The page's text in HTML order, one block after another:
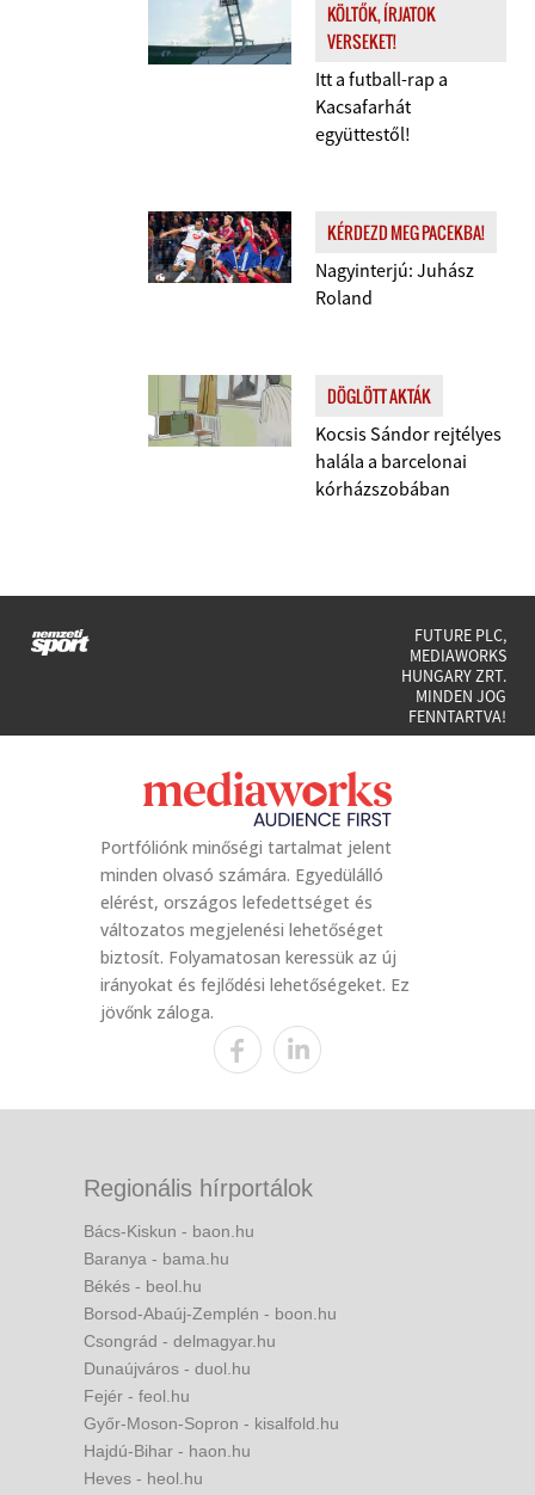
KÖLTŐK, ÍRJATOK
VERSEKET!
Itt a futball-rap a
Kacsafarhát
együttestől!
KÉRDEZD MEG PACEKBA!
Nagyinterjú: Juhász
Roland
DÖGLÖTT AKTÁK
Kocsis Sándor rejtélyes
halála a barcelonai
kórházszobában
FUTURE PLC,
MEDIAWORKS
HUNGARY ZRT.
MINDEN JOG
FENNTARTVA!
Portfóliónk minőségi tartalmat jelent
minden olvasó számára. Egyedülálló
elérést, országos lefedettséget és
változatos megjelenési lehetőséget
biztosít. Folyamatosan keressük az új
irányokat és fejlődési lehetőségeket. Ez
jövőnk záloga.
Regionális hírportálok
Bács-Kiskun - baon.hu
Baranya - bama.hu
Békés - beol.hu
Borsod-Abaúj-Zemplén - boon.hu
Csongrád - delmagyar.hu
Dunaújváros - duol.hu
Fejér - feol.hu
Győr-Moson-Sopron - kisalfold.hu
Hajdú-Bihar - haon.hu
Heves - heol.hu